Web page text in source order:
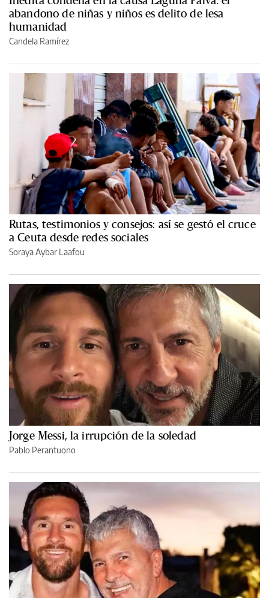
abandono de niñas y niños es delito de lesa
humanidad
Candela Ramírez
Rutas, testimonios y consejos: así se gestó el cruce
a Ceuta desde redes sociales
Soraya Aybar Laafou
Jorge Messi, la irrupción de la soledad
Pablo Perantuono